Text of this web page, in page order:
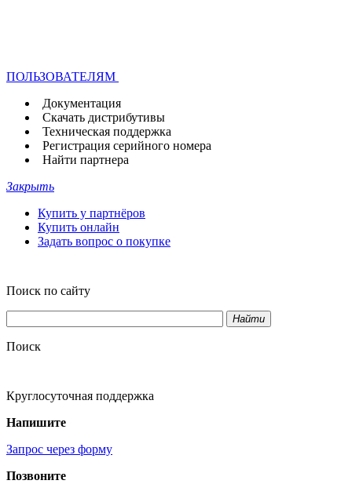
ПОЛЬЗОВАТЕЛЯМ
Документация
Скачать дистрибутивы
Техническая поддержка
Регистрация серийного номера
Найти партнера
Закрыть
Купить у партнёров
Купить онлайн
Задать вопрос о покупке
Поиск по сайту
Найти
Поиск
Круглосуточная поддержка
Напишите
Запрос через форму
Позвоните